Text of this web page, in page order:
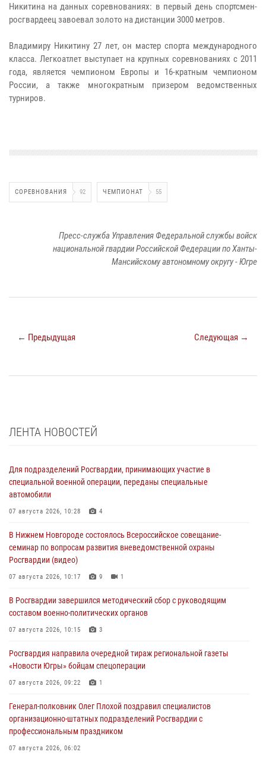
Никитина на данных соревнованиях: в первый день спортсмен-
росгвардеец завоевал золото на дистанции 3000 метров.
Владимиру Никитину 27 лет, он мастер спорта международного
класса. Легкоатлет выступает на крупных соревнованиях с 2011
года, является чемпионом Европы и 16-кратным чемпионом
России, а также многократным призером ведомственных
турниров.
СОРЕВНОВАНИЯ 92 ЧЕМПИОНАТ 55
Пресс-служба Управления Федеральной службы войск
национальной гвардии Российской Федерации по Ханты-
Мансийскому автономному округу - Югре
← Предыдущая Следующая →
ЛЕНТА НОВОСТЕЙ
Для подразделений Росгвардии, принимающих участие в
специальной военной операции, переданы специальные
автомобили
07 августа 2026, 10:28 4
В Нижнем Новгороде состоялось Всероссийское совещание-
семинар по вопросам развития вневедомственной охраны
Росгвардии (видео)
07 августа 2026, 10:17 9 1
В Росгвардии завершился методический сбор с руководящим
составом военно-политических органов
07 августа 2026, 10:15 3
Росгвардия направила очередной тираж региональной газеты
«Новости Югры» бойцам спецоперации
07 августа 2026, 09:22 1
Генерал-полковник Олег Плохой поздравил специалистов
организационно-штатных подразделений Росгвардии с
профессиональным праздником
07 августа 2026, 06:02